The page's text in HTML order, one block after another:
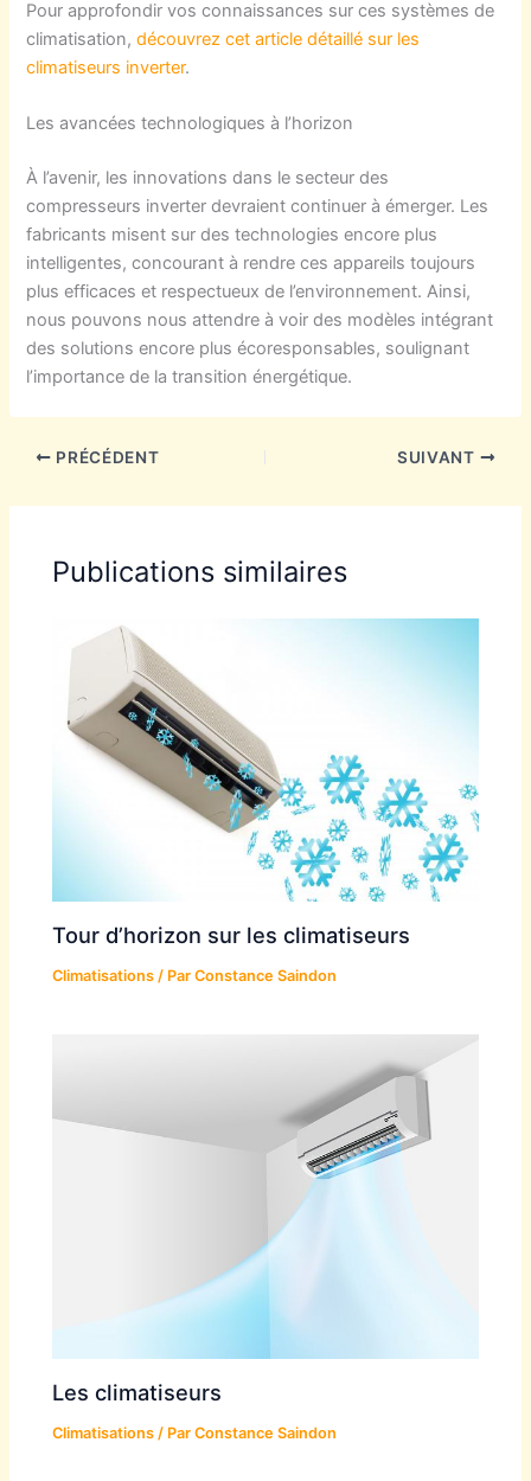
Pour approfondir vos connaissances sur ces systèmes de
climatisation,découvrez cet article détaillé sur les
climatiseurs inverter.
Les avancées technologiques à l’horizon
À l’avenir, les innovations dans le secteur des
compresseurs inverter devraient continuer à émerger. Les
fabricants misent sur des technologies encore plus
intelligentes, concourant à rendre ces appareils toujours
plus efficaces et respectueux de l’environnement. Ainsi,
nous pouvons nous attendre à voir des modèles intégrant
des solutions encore plus écoresponsables, soulignant
l’importance de la transition énergétique.
PRÉCÉDENT SUIVANT
Publications similaires
Tour d’horizon sur les climatiseurs
Climatisations / ParConstance Saindon
Les climatiseurs
Climatisations / ParConstance Saindon